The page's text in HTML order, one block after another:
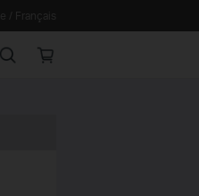
Search Online